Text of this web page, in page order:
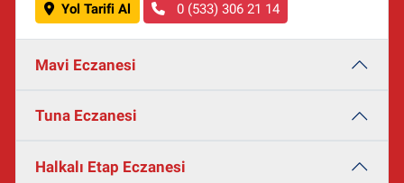
Yol Tarifi Al 0 (533) 306 21 14
Mavi Eczanesi
Tuna Eczanesi
Halkalı Etap Eczanesi